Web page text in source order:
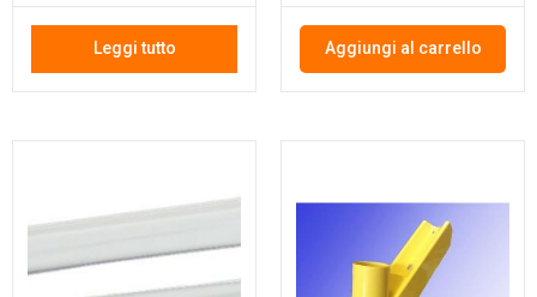
Leggi tutto Aggiungi al carrello